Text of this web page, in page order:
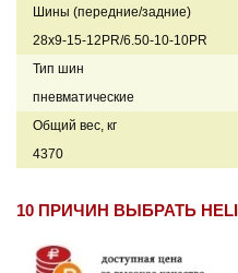
Шины (передние/задние)
28x9-15-12PR/6.50-10-10PR
Тип шин
пневматические
Общий вес, кг
4370
10 ПРИЧИН ВЫБРАТЬ